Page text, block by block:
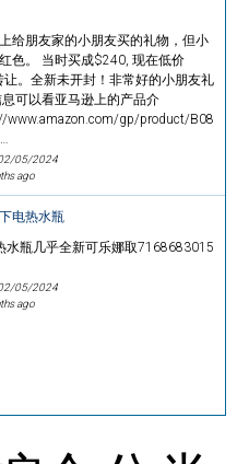
给朋友家的小朋友买的礼物，但小
色。 当时买成$240, 现在低价
。全新未开封！非常好的小朋友礼
可以看亚马逊上的产品介
www.amazon.com/gp/product/B08
05/2024
ago
电热水瓶
水瓶几乎全新可乐娜取7168683015
05/2024
ago